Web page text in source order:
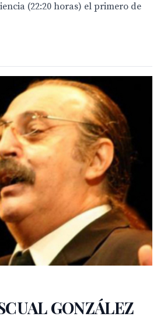
(22:20 horas) el primero de
GONZÁLEZ